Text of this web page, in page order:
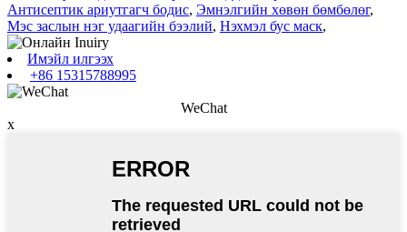
Антисептик ариутгагч бодис, Эмнэлгийн хөвөн бөмбөлөг,
Мэс заслын нэг удаагийн бээлий, Нэхмэл бус маск,
Имэйл илгээх
+86 15315788995
WeChat
x